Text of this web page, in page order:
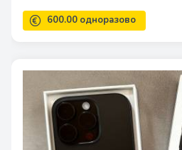
21000.00 одноразово